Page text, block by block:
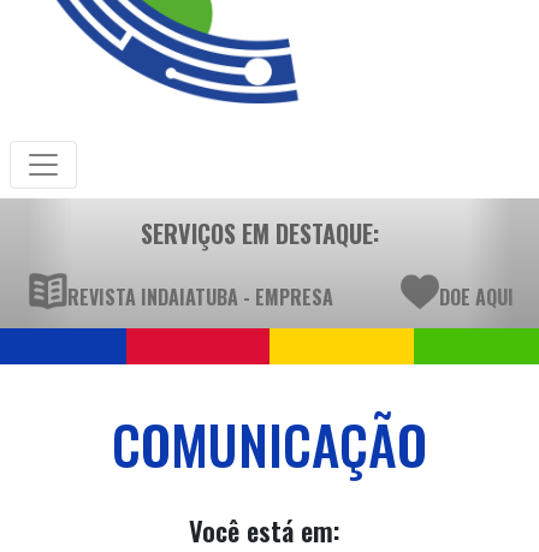
SERVIÇOS EM DESTAQUE:
REVISTA INDAIATUBA - EMPRESA DOE AQUI
COMUNICAÇÃO
Você está em: